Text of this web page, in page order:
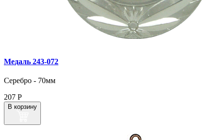
Медаль 243‑072
Серебро - 70мм
207 Р
В корзину